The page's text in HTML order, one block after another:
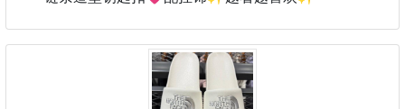
是全台灣少見的創新糙米奶茶！
暖胃、暖心、暖一天，喝過真的會上癮🔥
✔ 台灣產銷糙米製成，沈澱是米穀粉很正常